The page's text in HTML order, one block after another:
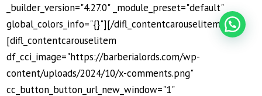
_builder_version="4.27.0" _module_preset="default"
global_colors_info="{}"][/difl_contentcarouselitem]
[difl_contentcarouselitem
df_cci_image="https://barberialords.com/wp-
content/uploads/2024/10/x-comments.png"
cc_button_button_url_new_window="1"